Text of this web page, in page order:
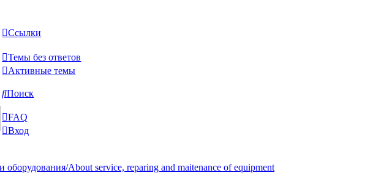
Ссылки
Темы без ответов
Активные темы
Поиск
FAQ
Вход
About service, reparing and maitenance of equipment